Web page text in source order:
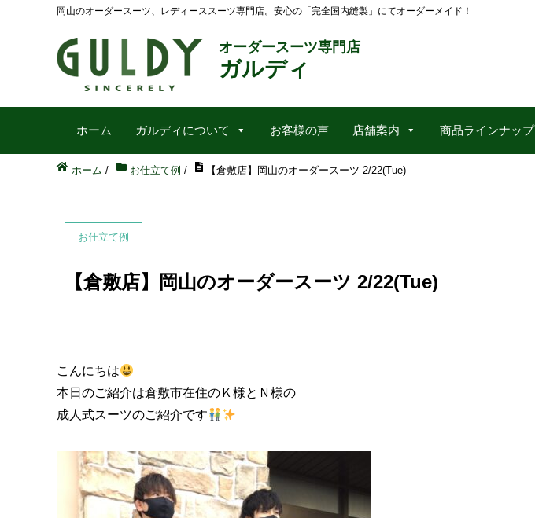
岡山のオーダースーツ、レディーススーツ専門店。安心の「完全国内縫製」にてオーダーメイド！
オーダースーツ専門店
ガルディ
ホーム ガルディについて お客様の声 店舗案内 商品ラインナップ
ホーム / お仕立て例 / 【倉敷店】岡山のオーダースーツ 2/22(Tue)
お仕立て例
【倉敷店】岡山のオーダースーツ 2/22(Tue)
こんにちは
本日のご紹介は倉敷市在住のＫ様とＮ様の
成人式スーツのご紹介です